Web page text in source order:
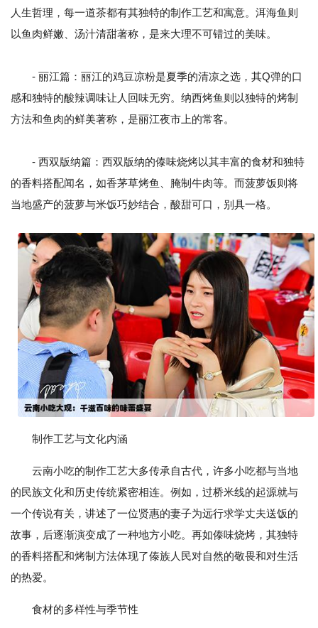
人生哲理，每一道茶都有其独特的制作工艺和寓意。洱海鱼则
以鱼肉鲜嫩、汤汁清甜著称，是来大理不可错过的美味。
- 丽江篇：丽江的鸡豆凉粉是夏季的清凉之选，其Q弹的口
感和独特的酸辣调味让人回味无穷。纳西烤鱼则以独特的烤制
方法和鱼肉的鲜美著称，是丽江夜市上的常客。
- 西双版纳篇：西双版纳的傣味烧烤以其丰富的食材和独特
的香料搭配闻名，如香茅草烤鱼、腌制牛肉等。而菠萝饭则将
当地盛产的菠萝与米饭巧妙结合，酸甜可口，别具一格。
制作工艺与文化内涵
云南小吃的制作工艺大多传承自古代，许多小吃都与当地
的民族文化和历史传统紧密相连。例如，过桥米线的起源就与
一个传说有关，讲述了一位贤惠的妻子为远行求学丈夫送饭的
故事，后逐渐演变成了一种地方小吃。再如傣味烧烤，其独特
的香料搭配和烤制方法体现了傣族人民对自然的敬畏和对生活
的热爱。
食材的多样性与季节性